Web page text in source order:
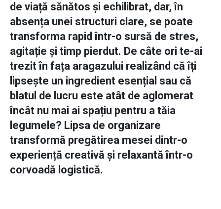
de viață sănătos și echilibrat, dar, în
absența unei structuri clare, se poate
transforma rapid într-o sursă de stres,
agitație și timp pierdut. De câte ori te-ai
trezit în fața aragazului realizând că îți
lipsește un ingredient esențial sau că
blatul de lucru este atât de aglomerat
încât nu mai ai spațiu pentru a tăia
legumele? Lipsa de organizare
transformă pregătirea mesei dintr-o
experiență creativă și relaxantă într-o
corvoadă logistică.